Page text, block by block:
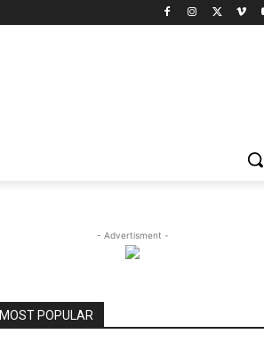
- Advertisment -
MOST POPULAR